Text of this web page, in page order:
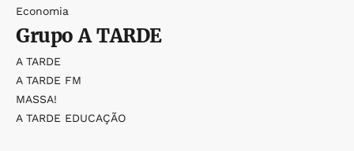
Economia
GrupoA TARDE
A TARDE
A TARDE FM
MASSA!
A TARDE EDUCAÇÃO